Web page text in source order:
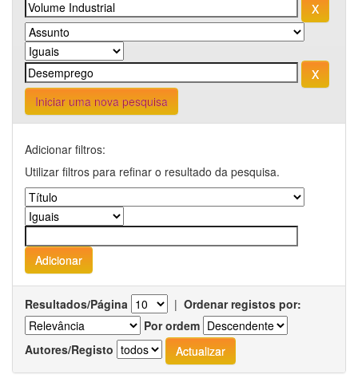
Iniciar uma nova pesquisa
Adicionar filtros:
Utilizar filtros para refinar o resultado da pesquisa.
Resultados/Página | Ordenar registos por:
Por ordem
Autores/Registo